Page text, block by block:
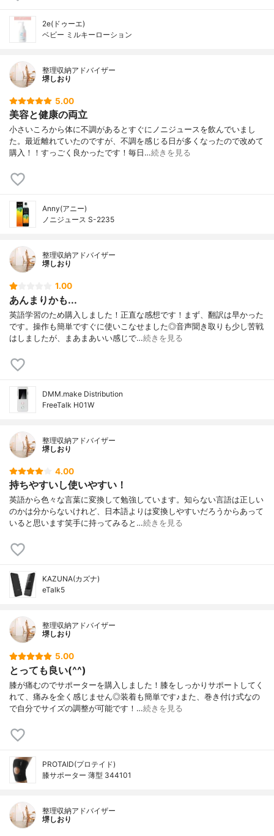
2e(ドゥーエ)
ベビー ミルキーローション
整理収納アドバイザー
堺しおり
5.00
美容と健康の両立
小さいころから体に不調があるとすぐにノニジュースを飲んでいまし
た。最近離れていたのですが、不調を感じる日が多くなったので改めて
購入！！すっごく良かったです！毎日…続きを見る
Anny(アニー)
ノニジュース S-2235
整理収納アドバイザー
堺しおり
1.00
あんまりかも...
英語学習のため購入しました！正直な感想です！まず、翻訳は早かった
です。操作も簡単ですぐに使いこなせました◎音声聞き取りも少し苦戦
はしましたが、まあまあいい感じで…続きを見る
DMM.make Distribution
FreeTalk H01W
整理収納アドバイザー
堺しおり
4.00
持ちやすいし使いやすい！
英語から色々な言葉に変換して勉強しています。知らない言語は正しい
のかは分からないけれど、日本語よりは変換しやすいだろうからあって
いると思います笑手に持ってみると…続きを見る
KAZUNA(カズナ)
eTalk5
整理収納アドバイザー
堺しおり
5.00
とっても良い(^^)
膝が痛むのでサポーターを購入しました！膝をしっかりサポートしてく
れて、痛みを全く感じません◎装着も簡単です♪また、巻き付け式なの
で自分でサイズの調整が可能です！…続きを見る
PROTAID(プロテイド)
膝サポーター 薄型 344101
整理収納アドバイザー
堺しおり